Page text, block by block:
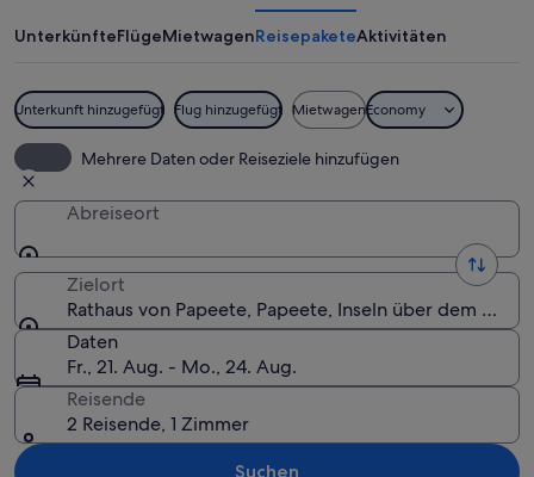
UnterkünfteFlügeMietwagenReisepaketeAktivitäten
Unterkunft hinzugefügt Flug hinzugefügt MietwagenEconomy
Mehrere Daten oder Reiseziele hinzufügen
Abreiseort
Zielort
Rathaus von Papeete, Papeete, Inseln über dem
Daten
Fr., 21. Aug. - Mo., 24. Aug.
Reisende
2 Reisende, 1 Zimmer
Suchen